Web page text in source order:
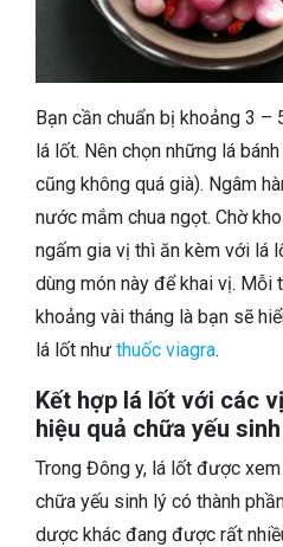
Bạn cần chuẩn bị khoảng 3 –
lá lốt. Nên chọn những lá
cũng không quá già). Ngâm
nước mắm chua ngọt. Chờ
ngấm gia vị thì ăn kèm với lá
dùng món này để khai vị. Mỗi
khoảng vài tháng là bạn sẽ
lá lốt như thuốc viagra.
Kết hợp lá lốt với các
hiệu quả chữa yếu
Trong Đông y, lá lốt được
chữa yếu sinh lý có thành
dược khác đang được rất